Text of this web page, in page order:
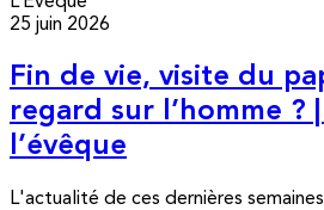
25 juin 2026
Fin de vie, visite du
regard sur l’homme ?
l’évêque
L'actualité de ces dernières